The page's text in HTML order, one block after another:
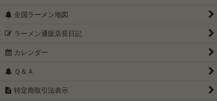
全国ラーメン地図
ラーメン通販店長日記
カレンダー
Ｑ＆Ａ
特定商取引法表示